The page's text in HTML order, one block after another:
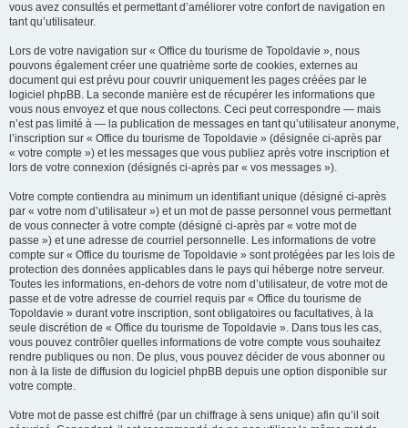
vous avez consultés et permettant d’améliorer votre confort de navigation en
tant qu’utilisateur.
Lors de votre navigation sur « Office du tourisme de Topoldavie », nous
pouvons également créer une quatrième sorte de cookies, externes au
document qui est prévu pour couvrir uniquement les pages créées par le
logiciel phpBB. La seconde manière est de récupérer les informations que
vous nous envoyez et que nous collectons. Ceci peut correspondre — mais
n’est pas limité à — la publication de messages en tant qu’utilisateur anonyme,
l’inscription sur « Office du tourisme de Topoldavie » (désignée ci-après par
« votre compte ») et les messages que vous publiez après votre inscription et
lors de votre connexion (désignés ci-après par « vos messages »).
Votre compte contiendra au minimum un identifiant unique (désigné ci-après
par « votre nom d’utilisateur ») et un mot de passe personnel vous permettant
de vous connecter à votre compte (désigné ci-après par « votre mot de
passe ») et une adresse de courriel personnelle. Les informations de votre
compte sur « Office du tourisme de Topoldavie » sont protégées par les lois de
protection des données applicables dans le pays qui héberge notre serveur.
Toutes les informations, en-dehors de votre nom d’utilisateur, de votre mot de
passe et de votre adresse de courriel requis par « Office du tourisme de
Topoldavie » durant votre inscription, sont obligatoires ou facultatives, à la
seule discrétion de « Office du tourisme de Topoldavie ». Dans tous les cas,
vous pouvez contrôler quelles informations de votre compte vous souhaitez
rendre publiques ou non. De plus, vous pouvez décider de vous abonner ou
non à la liste de diffusion du logiciel phpBB depuis une option disponible sur
votre compte.
Votre mot de passe est chiffré (par un chiffrage à sens unique) afin qu’il soit